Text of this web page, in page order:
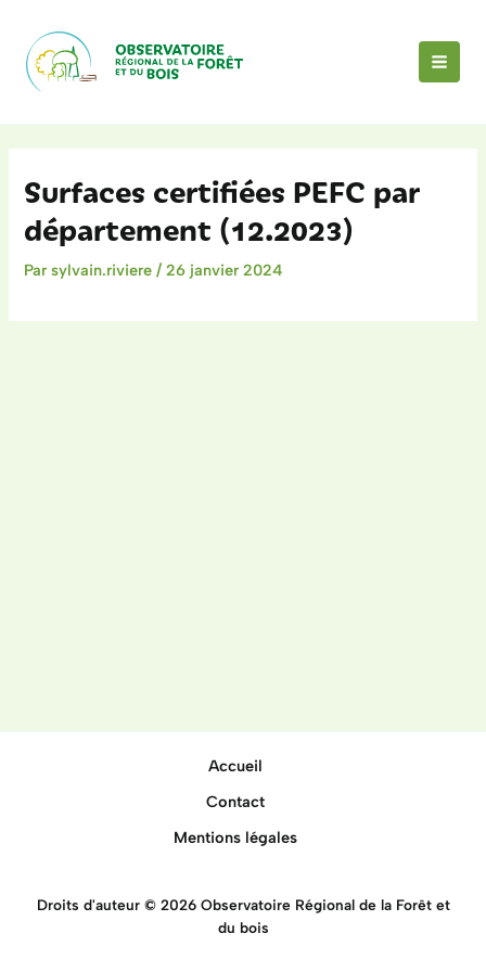
contenu
Surfaces certifiées PEFC par
département (12.2023)
Parsylvain.riviere/26 janvier 2024
Accueil
Contact
Mentions légales
Droits d'auteur © 2026 Observatoire Régional de la Forêt et
du bois